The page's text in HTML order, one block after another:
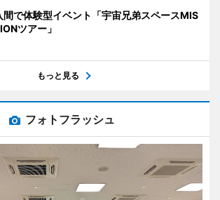
間で体験型イベント「宇宙兄弟スペースMIS
ツアー」
もっと見る
フォトフラッシュ